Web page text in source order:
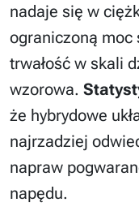
nadaje się w
ograniczoną moc
trwałość w skali
wzorowa.
że hybrydowe
najrzadziej
napraw
napędu.